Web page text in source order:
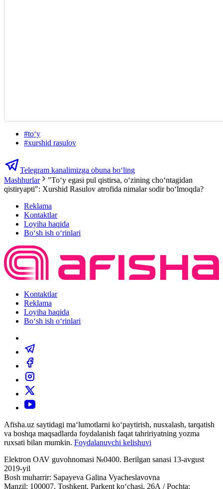
#toʻy
#xurshid rasulov
Telegram kanalimizga obuna bo‘ling
Mashhurlar
"Toʻy egasi pul qistirsa, oʻzining choʻntagidan
qistiryapti": Xurshid Rasulov atrofida nimalar sodir boʻlmoqda?
Reklama
Kontaktlar
Loyiha haqida
Bo‘sh ish o‘rinlari
Kontaktlar
Reklama
Loyiha haqida
Bo‘sh ish o‘rinlari
Afisha.uz saytidagi ma‘lumotlarni ko‘paytirish, nusxalash, tarqatish
va boshqa maqsadlarda foydalanish faqat tahririyatning yozma
ruxsati bilan mumkin. Foydalanuvchi kelishuvi
Elektron OAV guvohnomasi №0400. Berilgan sanasi 13-avgust
2019-yil
Bosh muharrir: Sapayeva Galina Vyacheslavovna
Manzil: 100007, Toshkent, Parkent ko‘chasi, 26А / Pochta: